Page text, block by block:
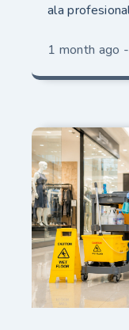
ala
1 month ago